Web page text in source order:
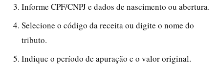
Informe CPF/CNPJ e dados de nascimento ou abertura.
Selecione o código da receita ou digite o nome do
tributo.
Indique o período de apuração e o valor original.